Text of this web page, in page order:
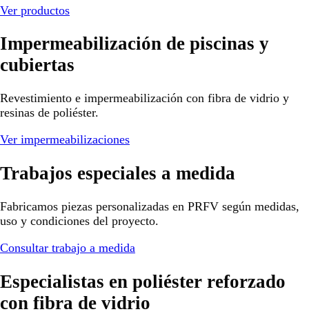
Ver productos
Impermeabilización de piscinas y
cubiertas
Revestimiento e impermeabilización con fibra de vidrio y
resinas de poliéster.
Ver impermeabilizaciones
Trabajos especiales a medida
Fabricamos piezas personalizadas en PRFV según medidas,
uso y condiciones del proyecto.
Consultar trabajo a medida
Especialistas en poliéster reforzado
con fibra de vidrio